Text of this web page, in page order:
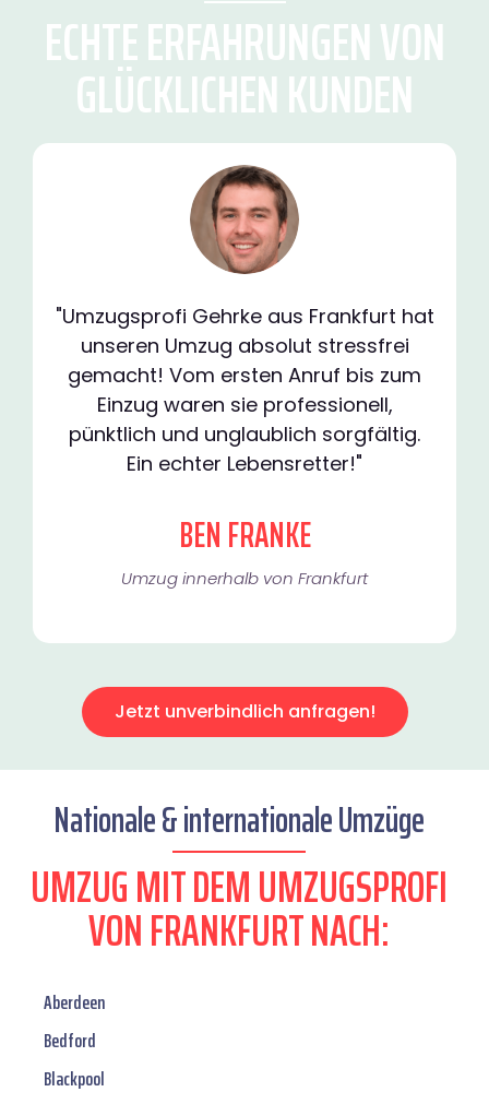
ECHTE ERFAHRUNGEN VON
GLÜCKLICHEN KUNDEN
"Umzugsprofi Gehrke aus Frankfurt hat
unseren Umzug absolut stressfrei
gemacht! Vom ersten Anruf bis zum
Einzug waren sie professionell,
pünktlich und unglaublich sorgfältig.
Ein echter Lebensretter!"
BEN FRANKE
Umzug innerhalb von Frankfurt​
Jetzt unverbindlich anfragen!
Nationale & internationale Umzüge
UMZUG MIT DEM UMZUGSPROFI
VON FRANKFURT NACH:
Aberdeen
Bedford
Blackpool